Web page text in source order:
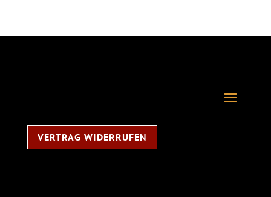
VERTRAG WIDERRUFEN